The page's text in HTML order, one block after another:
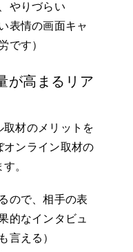
やりづらい
表情の画面キャ
です）
が高まるリア
材のメリットを
オンライン取材の
。
ので、相手の表
的なインタビュ
言える）